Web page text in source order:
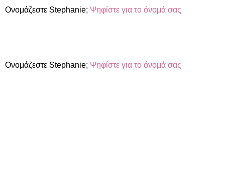
Ονομάζεστε Stephanie; Ψηφίστε για το όνομά σας
Ονομάζεστε Stephanie; Ψηφίστε για το όνομά σας